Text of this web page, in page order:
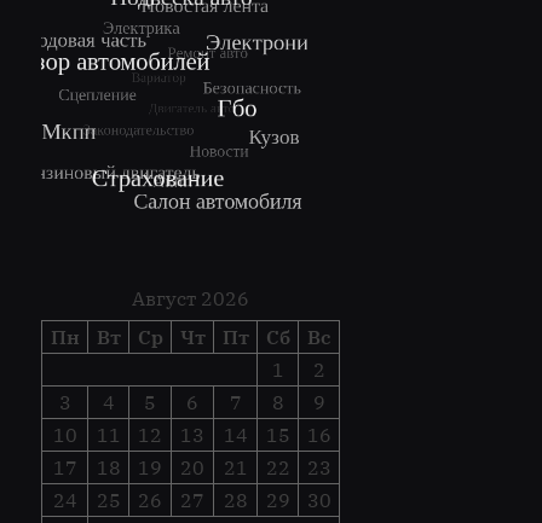
Август 2026
Пн
Вт Ср Чт Пт Сб
Вс
1
2
3
4 5 6 7 8
9
10
11 12 13 14 15
16
17
18 19 20 21 22
23
24
25 26 27 28 29
30